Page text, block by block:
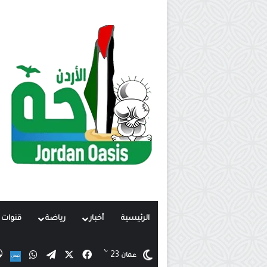
الرئيسية أخبار رياضة قنوات
عمان 23
℃ فيسبوك تيلقرام